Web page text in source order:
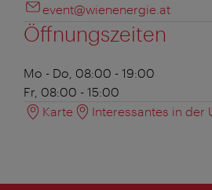
event@wienenergie.at
Öffnungszeiten
Mo - Do, 08:00 - 19:00
Fr, 08:00 - 15:00
Karte
Interessantes in der